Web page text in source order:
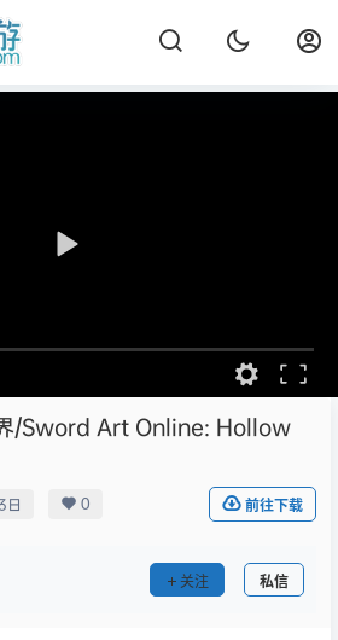
/Sword Art Online: Hollow
日 0 前往下载
关注 私信